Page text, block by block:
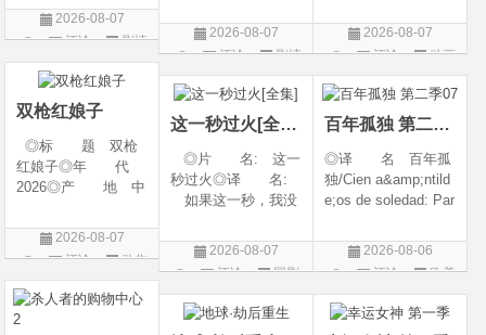
死亡的反面◎年
代: 2026◎产
别: 剧情 / 悬疑 / 惊
悚 / 犯罪◎语
2026-08-07
评论
剧情
片
(台)◎年 代: 20
25◎产 地: 法
剧情◎语 言:
法语 /
2026-08-07
评论
剧情
片
地: 中国大陆◎
类 别: 动画 / 奇
汉语普通话◎上映
日期: 202
2026-08-07
评论
动画
片
双枪红娘子
◎标 题 双枪
红娘子◎年 代
2026◎产 地 中
剧情 / 动作 / 战争◎
上映日期 2026-08-
链接 https://movie.
douban.com/s
2026-08-07
评论
动作
片
这一秒过火[全集]
◎片 名: 这一
秒过火◎译 名:
如果这一秒，我没
年 代: 2026◎
产 地: 中国大
情 / 爱情◎语 言:
汉语普通话◎上映
2026-08-07
评论
国剧
百年孤独 第二季07
◎译 名 百年孤
独/Cien a&amp;ntild
e;os de soledad: Par
ears of Solitude/One
Hundred Years of So
寂/百年孤寂：第一
部(台)/百年孤
2026-08-06
评论
欧美
剧